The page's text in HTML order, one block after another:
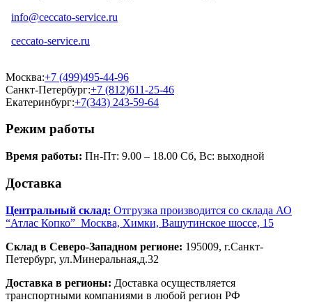
info@ceccato-service.ru
ceccato-service.ru
Москва:+7 (499)495-44-96
Санкт-Петербург:+7 (812)611-25-46
Екатеринбург:+7(343) 243-59-64
Режим работы
Время работы: Пн-Пт: 9.00 – 18.00 Сб, Вс: выходной
Доставка
Центральный склад: Отгрузка производится со склада АО
“Атлас Копко” Москва, Химки, Вашутинское шоссе, 15
Склад в Северо-Западном регионе: 195009, г.Санкт-
Петербург, ул.Минеральная,д.32
Доставка в регионы: Доставка осуществляется
транспортными компаниями в любой регион РФ